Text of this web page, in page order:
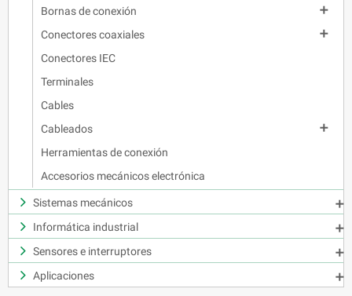
Bornas de conexión

Conectores coaxiales

Conectores IEC
Terminales
Cables
Cableados

Herramientas de conexión
Accesorios mecánicos electrónica
Sistemas mecánicos

Informática industrial

Sensores e interruptores

Aplicaciones
